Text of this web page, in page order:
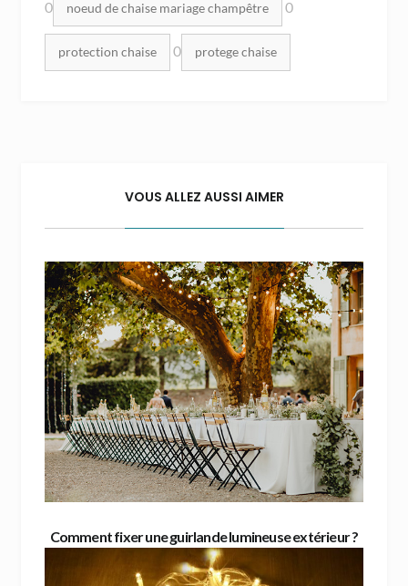
0 noeud de chaise mariage champêtre 0
protection chaise 0 protege chaise
VOUS ALLEZ AUSSI AIMER
Comment fixer une guirlande lumineuse extérieur ?